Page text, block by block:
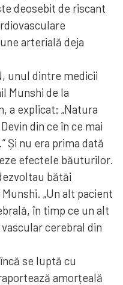
deosebit de riscant
arterială deja
unul dintre medicii
Munshi de la
a explicat: „Natura
din ce în ce mai
Și nu era prima dată
efectele băuturilor.
bătăi
„Un alt pacient
în timp ce un alt
cerebral din
se luptă cu
amorțeală